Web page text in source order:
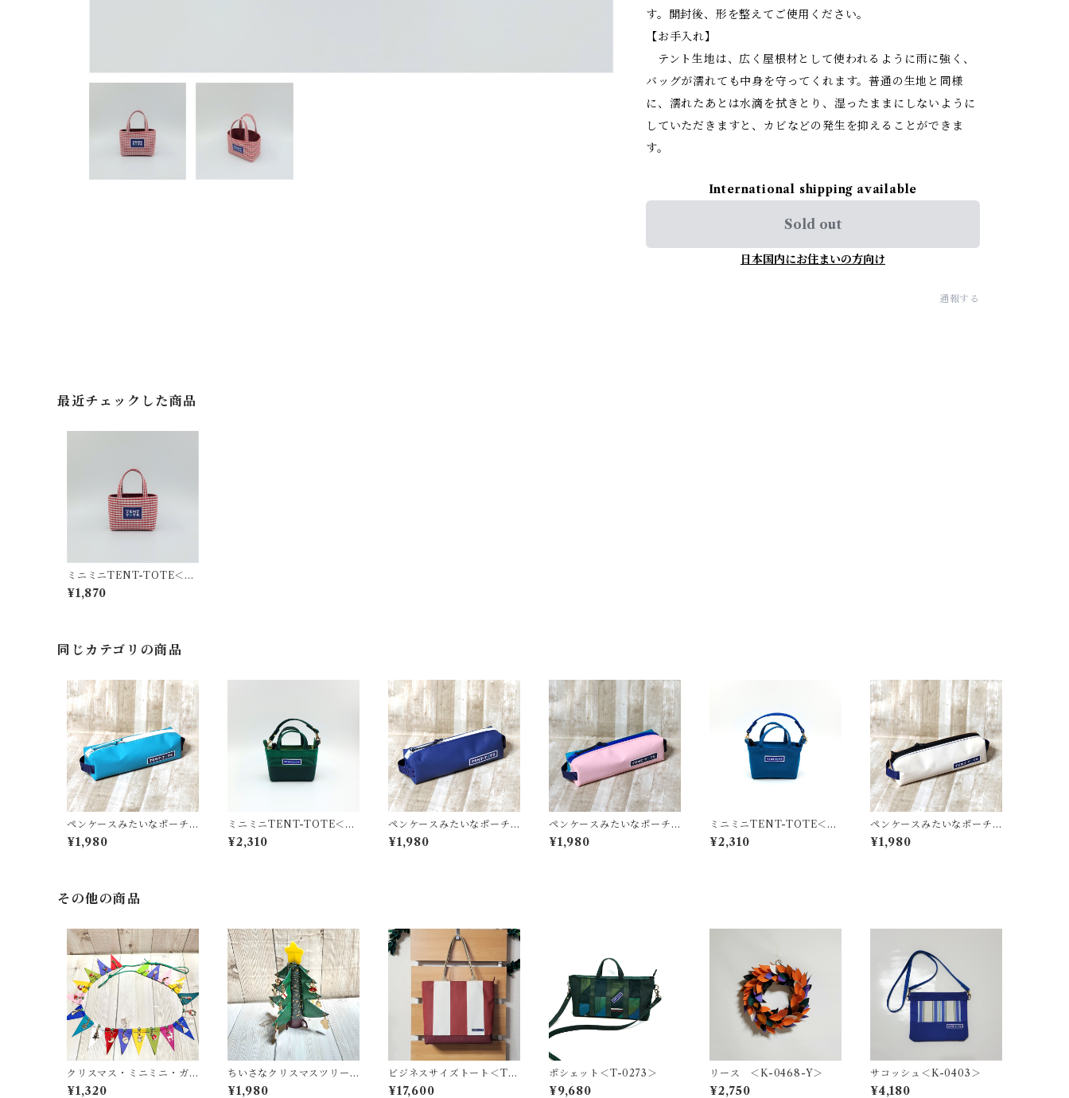
す。開封後、形を整えてご使用ください。
【お手入れ】
テント生地は、広く屋根材として使われるように雨に強く、
バッグが濡れても中身を守ってくれます。普通の生地と同様
に、濡れたあとは水滴を拭きとり、湿ったままにしないように
していただきますと、カビなどの発生を抑えることができま
す。
International shipping available
Sold out
日本国内にお住まいの方向け
通報する
最近チェックした商品
ミニミニTENT-TOTE＜小
物入れ＞K-0278-Y
¥1,870
同じカテゴリの商品
ペンケースみたいなポーチ
＜K-0664＞
¥1,980
ミニミニTENT-TOTE＜バ
ッグチャーム＞K-0515
¥2,310
ペンケースみたいなポーチ
＜K-0663＞
¥1,980
ペンケースみたいなポーチ
＜K-0661＞
¥1,980
ミニミニTENT-TOTE＜バ
ッグチャーム＞K-0512
¥2,310
ペンケースみたいなポーチ
＜K-0660＞
¥1,980
その他の商品
クリスマス・ミニミニ・ガ
ーランド ＜K-0687＞
¥1,320
ちいさなクリスマスツリー
＜K-0692＞
¥1,980
ビジネスサイズトート＜T-0
227＞
¥17,600
ポシェット＜T-0273＞
¥9,680
リース ＜K-0468-Y＞
¥2,750
サコッシュ＜K-0403＞
¥4,180